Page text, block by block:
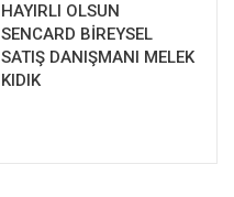
HAYIRLI OLSUN
SENCARD BİREYSEL
SATIŞ DANIŞMANI MELEK
KIDIK